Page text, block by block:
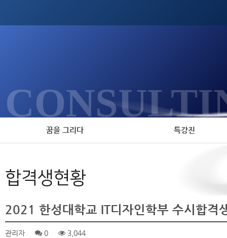
꿈을 그리다 특강진
합격생현황
2021 한성대학교 IT디자인학부 수시합격
관리자 0 3,044